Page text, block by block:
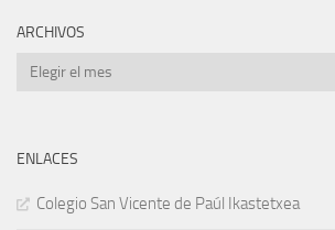
ARCHIVOS
Archivos
ENLACES
Colegio San Vicente de Paúl Ikastetxea